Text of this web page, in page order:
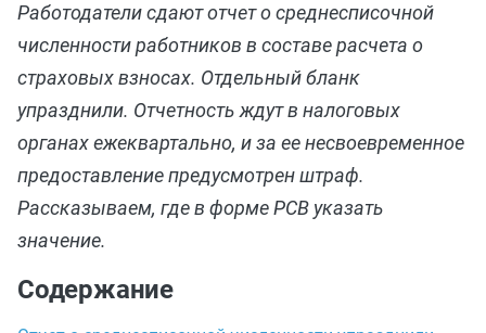
Работодатели сдают отчет о среднесписочной
численности работников в составе расчета о
страховых взносах. Отдельный бланк
упразднили. Отчетность ждут в налоговых
органах ежеквартально, и за ее несвоевременное
предоставление предусмотрен штраф.
Рассказываем, где в форме РСВ указать
значение.
Содержание